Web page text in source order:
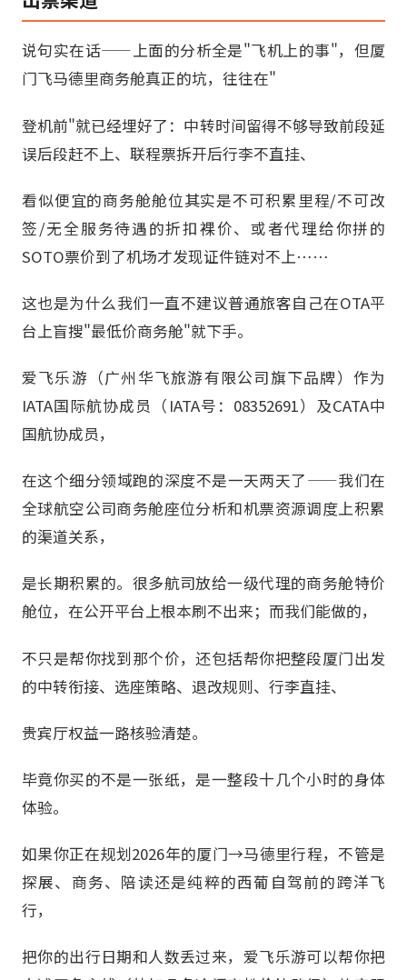
说句实在话——上面的分析全是"飞机上的事"，但厦
门飞马德里商务舱真正的坑，往往在"
登机前"就已经埋好了：中转时间留得不够导致前段延
误后段赶不上、联程票拆开后行李不直挂、
看似便宜的商务舱舱位其实是不可积累里程/不可改
签/无全服务待遇的折扣裸价、或者代理给你拼的
SOTO票价到了机场才发现证件链对不上……
这也是为什么我们一直不建议普通旅客自己在OTA平
台上盲搜"最低价商务舱"就下手。
爱飞乐游（广州华飞旅游有限公司旗下品牌）作为
IATA国际航协成员（IATA号：08352691）及CATA中
国航协成员，
在这个细分领域跑的深度不是一天两天了——我们在
全球航空公司商务舱座位分析和机票资源调度上积累
的渠道关系，
是长期积累的。很多航司放给一级代理的商务舱特价
舱位，在公开平台上根本刷不出来；而我们能做的，
不只是帮你找到那个价，还包括帮你把整段厦门出发
的中转衔接、选座策略、退改规则、行李直挂、
贵宾厅权益一路核验清楚。
毕竟你买的不是一张纸，是一整段十几个小时的身体
体验。
如果你正在规划2026年的厦门→马德里行程，不管是
探展、商务、陪读还是纯粹的西葡自驾前的跨洋飞
行，
把你的出行日期和人数丢过来，爱飞乐游可以帮你把